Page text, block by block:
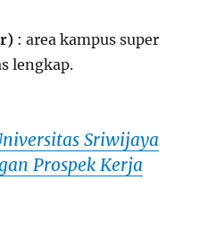
: area kampus super
lengkap.
Sriwijaya
Prospek Kerja